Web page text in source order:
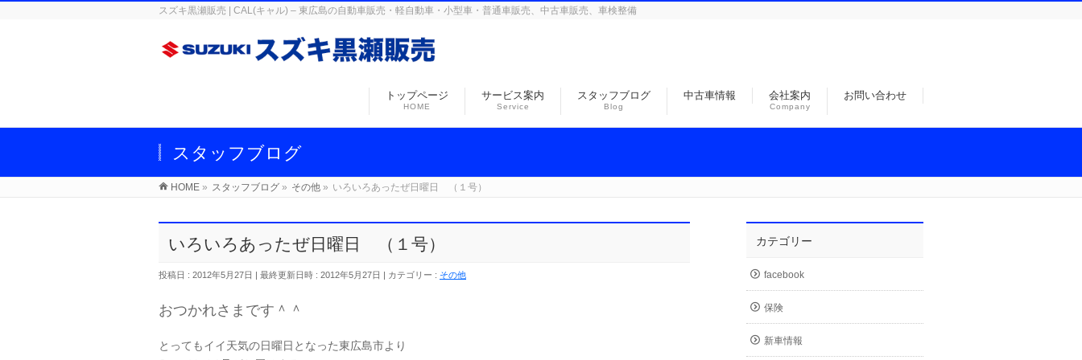
スズキ黒瀬販売 | CAL(キャル) – 東広島の自動車販売・軽自動車・小型車・普通車販売、中古車販売、車検整備
トップページ
HOME
サービス案内
Service
スタッフブログ
Blog
中古車情報 会社案内
Company
お問い合わせ
スタッフブログ
HOME » スタッフブログ » その他 » いろいろあったぜ日曜日 （１号）
いろいろあったぜ日曜日 （１号）
投稿日 : 2012年5月27日 最終更新日時 : 2012年5月27日 カテゴリー : その他
おつかれさまです＾＾
とってもイイ天気の日曜日となった東広島市より
カテゴリー
facebook
保険
新車情報